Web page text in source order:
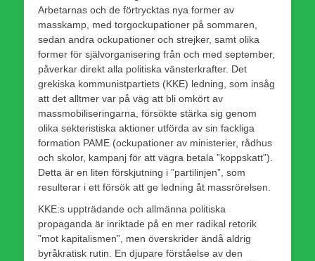
Arbetarnas och de förtrycktas nya former av
masskamp, med torgockupationer på sommaren,
sedan andra ockupationer och strejker, samt olika
former för självorganisering från och med september,
påverkar direkt alla politiska vänsterkrafter. Det
grekiska kommunistpartiets (KKE) ledning, som insåg
att det alltmer var på väg att bli omkört av
massmobiliseringarna, försökte stärka sig genom
olika sekteristiska aktioner utförda av sin fackliga
formation PAME (ockupationer av ministerier, rådhus
och skolor, kampanj för att vägra betala ”koppskatt”).
Detta är en liten förskjutning i ”partilinjen”, som
resulterar i ett försök att ge ledning åt massrörelsen.
KKE:s uppträdande och allmänna politiska
propaganda är inriktade på en mer radikal retorik
”mot kapitalismen”, men överskrider ändå aldrig
byråkratisk rutin. En djupare förståelse av den